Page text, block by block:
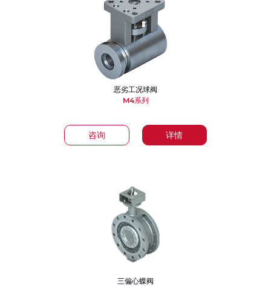
咨询 详情
恶劣工况球阀
M4系列
三偏心蝶阀